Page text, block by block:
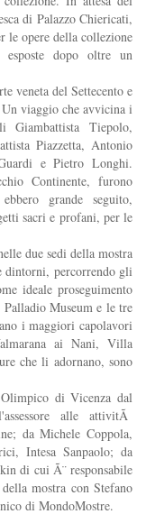
di Palazzo Chiericati,
le opere della collezione
esposte dopo oltre un
veneta del Settecento e
viaggio che avvicina i
Giambattista Tiepolo,
Piazzetta, Antonio
e Pietro Longhi.
Continente, furono
grande seguito,
sacri e profani, per le
due sedi della mostra
percorrendo gli
ideale proseguimento
Museum e le tre
i maggiori capolavori
ai Nani, Villa
che li adornano, sono
di Vicenza dal
alle attivitÃ
da Michele Coppola,
Intesa Sanpaolo; da
di cui Ã¨ responsabile
mostra con Stefano
di MondoMostre.